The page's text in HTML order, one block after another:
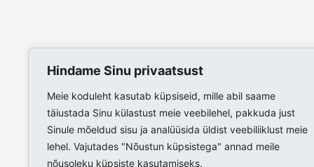
Hindame Sinu privaatsust
Meie koduleht kasutab küpsiseid, mille abil saame
täiustada Sinu külastust meie veebilehel, pakkuda just
Sinule mõeldud sisu ja analüüsida üldist veebiliiklust meie
lehel. Vajutades "Nõustun küpsistega" annad meile
nõusoleku küpsiste kasutamiseks.